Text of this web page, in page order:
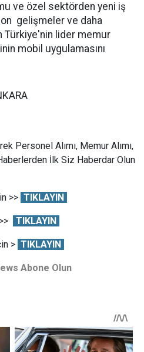
ve özel sektörden yeni iş
gelişmeler ve daha
Türkiye'nin lider memur
mobil uygulamasını
Personel Alımı, Memur Alımı,
İlk Siz Haberdar Olun
>> TIKLAYIN
TIKLAYIN
> TIKLAYIN
Abone Olun